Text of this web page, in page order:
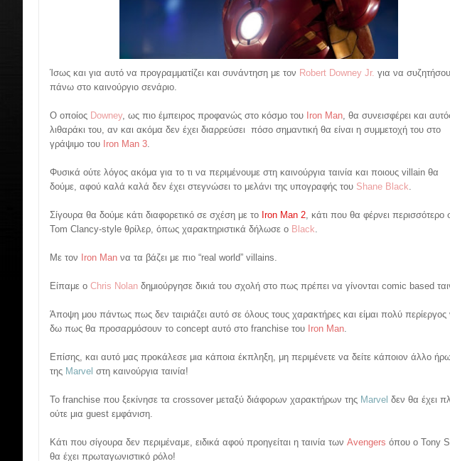
Ίσως και για αυτό να προγραμματίζει και συνάντηση με τον Robert Downey Jr. για να
πάνω στο καινούργιο σενάριο.
Ο οποίος Downey, ως πιο έμπειρος προφανώς στο κόσμο του Iron Man , θα συνεισφέρει και
λιθαράκι του, αν και ακόμα δεν έχει διαρρεύσει πόσο σημαντική θα είναι η συμμετοχή του στο
γράψιμο του Iron Man 3
Φυσικά ούτε λόγος ακόμα για το τι να περιμένουμε στη καινούργια ταινία και ποιους villain θα
δούμε, αφού καλά καλά δεν έχει στεγνώσει το μελάνι της υπογραφής του Shane Black
Σίγουρα θα δούμε κάτι διαφορετικό σε σχέση με το Iron Man 2 , κάτι που θα φέρνει περισσότερο
Tom Clancy-style θρίλερ, όπως χαρακτηριστικά δήλωσε ο Black
Με τον Iron Man να τα βάζει με πιο “real world” villains.
Είπαμε ο Chris Nolan δημιούργησε δικιά του σχολή στο πως πρέπει να γίνονται comic based
Άποψη μου πάντως πως δεν ταιριάζει αυτό σε όλους τους χαρακτήρες και είμαι πολύ περίεργος
δω πως θα προσαρμόσουν το concept αυτό στο franchise του Iron Man
Επίσης, και αυτό μας προκάλεσε μια κάποια έκπληξη, μη περιμένετε να δείτε κάποιον άλλο
της Marvel στη καινούργια ταινία!
Το franchise που ξεκίνησε τα crossover μεταξύ διάφορων χαρακτήρων της Marvel δεν θα έχει
ούτε μια guest εμφάνιση.
Κάτι που σίγουρα δεν περιμέναμε, ειδικά αφού προηγείται η ταινία των Avengers όπου ο Tony
θα έχει πρωταγωνιστικό ρόλο!